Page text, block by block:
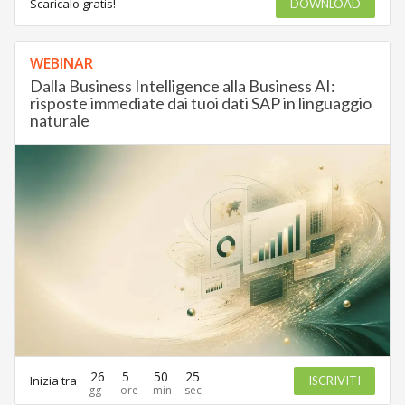
Scaricalo gratis! DOWNLOAD
WEBINAR
Dalla Business Intelligence alla Business AI:
risposte immediate dai tuoi dati SAP in linguaggio
naturale
Inizia tra 26 5 50 25 ISCRIVITI